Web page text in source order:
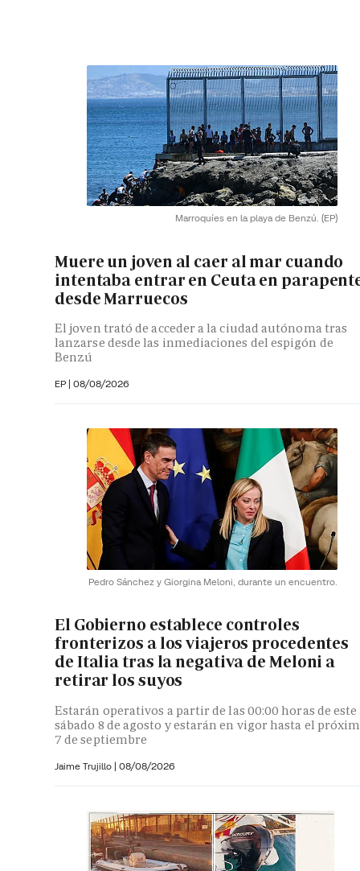
Marroquíes en la playa de Benzú. (EP)
Muere un joven al caer al mar cuando
intentaba entrar en Ceuta en
desde Marruecos
El joven trató de acceder a la ciudad autónoma tras
lanzarse desde las inmediaciones del espigón de
Benzú
EP | 08/08/2026
Pedro Sánchez y Giorgina Meloni, durante un encuentro.
El Gobierno establece controles
fronterizos a los viajeros procedentes
de Italia tras la negativa de Meloni a
retirar los suyos
Estarán operativos a partir de las 00:00 horas de este
sábado 8 de agosto y estarán en vigor hasta el
7 de septiembre
Jaime Trujillo | 08/08/2026